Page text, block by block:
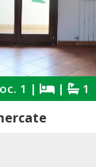
1 | | 1